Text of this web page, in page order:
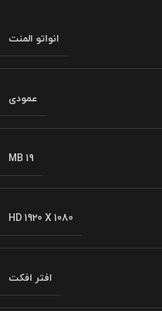
انواتو المنت
عمودی
MB 19
HD 1920 X 1080
افتر افکت